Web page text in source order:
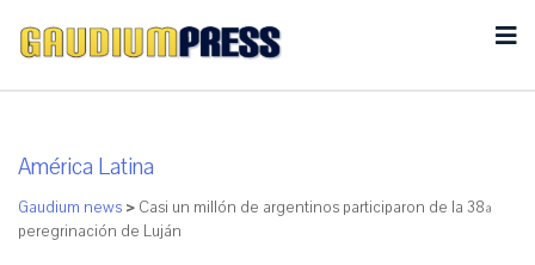
América Latina
Gaudium news > Casi un millón de argentinos participaron de la 38ª
peregrinación de Luján